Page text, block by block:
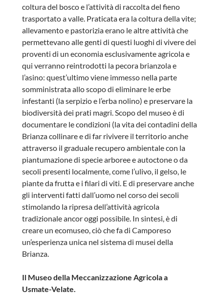
coltura del bosco e l’attività di raccolta del fieno
trasportato a valle. Praticata era la coltura della vite;
allevamento e pastorizia erano le altre attività che
permettevano alle genti di questi luoghi di vivere dei
proventi di un economia esclusivamente agricola e
qui verranno reintrodotti la pecora brianzola e
l’asino: quest’ultimo viene immesso nella parte
somministrata allo scopo di eliminare le erbe
infestanti (la serpizio e l’erba nolino) e preservare la
biodiversità dei prati magri. Scopo del museo è di
documentare le condizioni (la vita dei contadini della
Brianza collinare e di far rivivere il territorio anche
attraverso il graduale recupero ambientale con la
piantumazione di specie arboree e autoctone o da
secoli presenti localmente, come l’ulivo, il gelso, le
piante da frutta e i filari di viti. E di preservare anche
gli interventi fatti dall’uomo nel corso dei secoli
stimolando la ripresa dell’attività agricola
tradizionale ancor oggi possibile. In sintesi, è di
creare un ecomuseo, ciò che fa di Camporeso
un’esperienza unica nel sistema di musei della
Brianza.
Il Museo della Meccanizzazione Agricola a
Usmate-Velate.